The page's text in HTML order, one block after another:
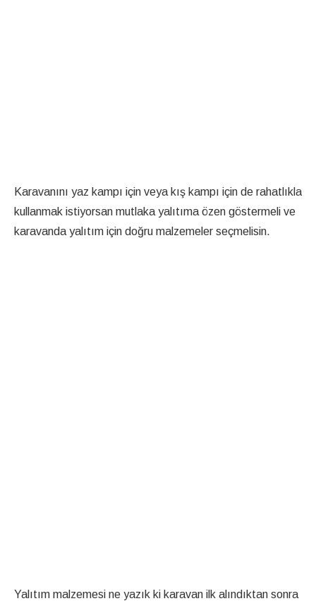
Karavanını yaz kampı için veya kış kampı için de rahatlıkla
kullanmak istiyorsan mutlaka yalıtıma özen göstermeli ve
karavanda yalıtım için doğru malzemeler seçmelisin.
Yalıtım malzemesi ne yazık ki karavan ilk alındıktan sonra